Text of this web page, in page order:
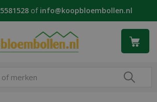
of info@koopbloembollen.nl